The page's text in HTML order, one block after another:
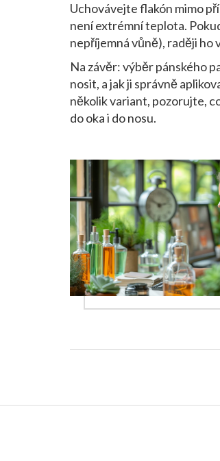
Uchovávejte flakón mimo
není extrémní teplota.
nepříjemná vůně), raději ho
Na závěr: výběr pánského
nosit, a jak ji správně
několik variant, pozorujte,
do oka i do nosu.